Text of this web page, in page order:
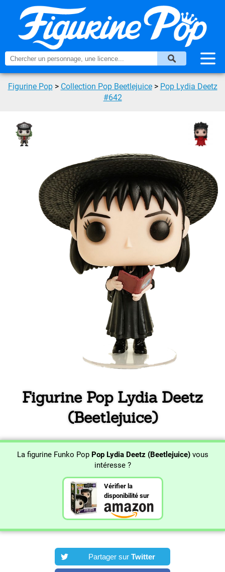
Figurine Pop > Collection Pop Beetlejuice > Pop Lydia Deetz
#642
Figurine Pop Lydia Deetz
(Beetlejuice)
La figurine Funko Pop Pop Lydia Deetz (Beetlejuice)vous
intéresse ?
Vérifier la
disponibilité sur
Partager sur Twitter